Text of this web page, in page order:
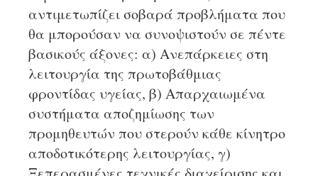
αντιμετωπίζει σοβαρά προβλήματα που
θα μπορούσαν να συνοψιστούν σε πέντε
βασικούς άξονες: α) Ανεπάρκειες στη
λειτουργία της πρωτοβάθμιας
φροντίδας υγείας, β) Απαρχαιωμένα
συστήματα αποζημίωσης των
προμηθευτών που στερούν κάθε κίνητρο
αποδοτικότερης λειτουργίας, γ)